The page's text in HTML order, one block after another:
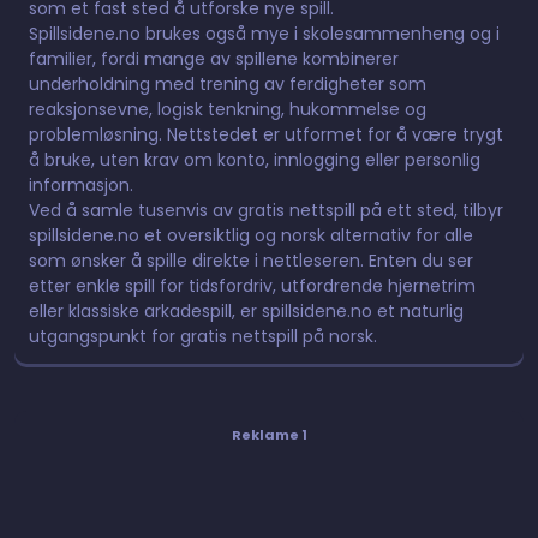
som et fast sted å utforske nye spill.
Spillsidene.no brukes også mye i skolesammenheng og i
familier, fordi mange av spillene kombinerer
underholdning med trening av ferdigheter som
reaksjonsevne, logisk tenkning, hukommelse og
problemløsning. Nettstedet er utformet for å være trygt
å bruke, uten krav om konto, innlogging eller personlig
informasjon.
Ved å samle tusenvis av gratis nettspill på ett sted, tilbyr
spillsidene.no et oversiktlig og norsk alternativ for alle
som ønsker å spille direkte i nettleseren. Enten du ser
etter enkle spill for tidsfordriv, utfordrende hjernetrim
eller klassiske arkadespill, er spillsidene.no et naturlig
utgangspunkt for gratis nettspill på norsk.
Reklame 1